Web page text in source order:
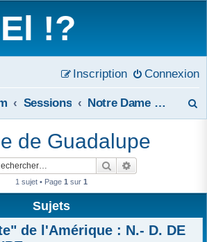
!?
Connexion
Inscription
Sessions Notre Dame de Guadalupe
de Guadalupe
Rechercher
1 sujet • Page 1 sur 1
Sujets
de l'Amérique : N.- D. DE